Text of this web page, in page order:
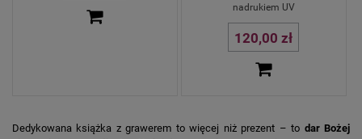
nadrukiem UV
120,00 zł
Dedykowana książka z grawerem to więcej niż prezent – to dar Bożej